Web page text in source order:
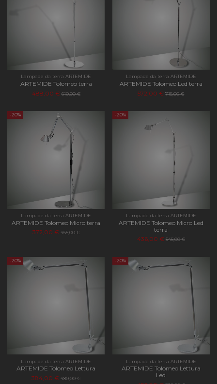
Lampade da terra ARTEMIDE
ARTEMIDE Tolomeo terra
488,00 € 610,00 €
Lampade da terra ARTEMIDE
ARTEMIDE Tolomeo Led terra
572,00 € 715,00 €
-20%
Lampade da terra ARTEMIDE
ARTEMIDE Tolomeo Micro terra
372,00 € 465,00 €
-20%
Lampade da terra ARTEMIDE
ARTEMIDE Tolomeo Micro Led
terra
436,00 € 545,00 €
-20%
Lampade da terra ARTEMIDE
ARTEMIDE Tolomeo Lettura
384,00 € 480,00 €
-20%
Lampade da terra ARTEMIDE
ARTEMIDE Tolomeo Lettura
Led